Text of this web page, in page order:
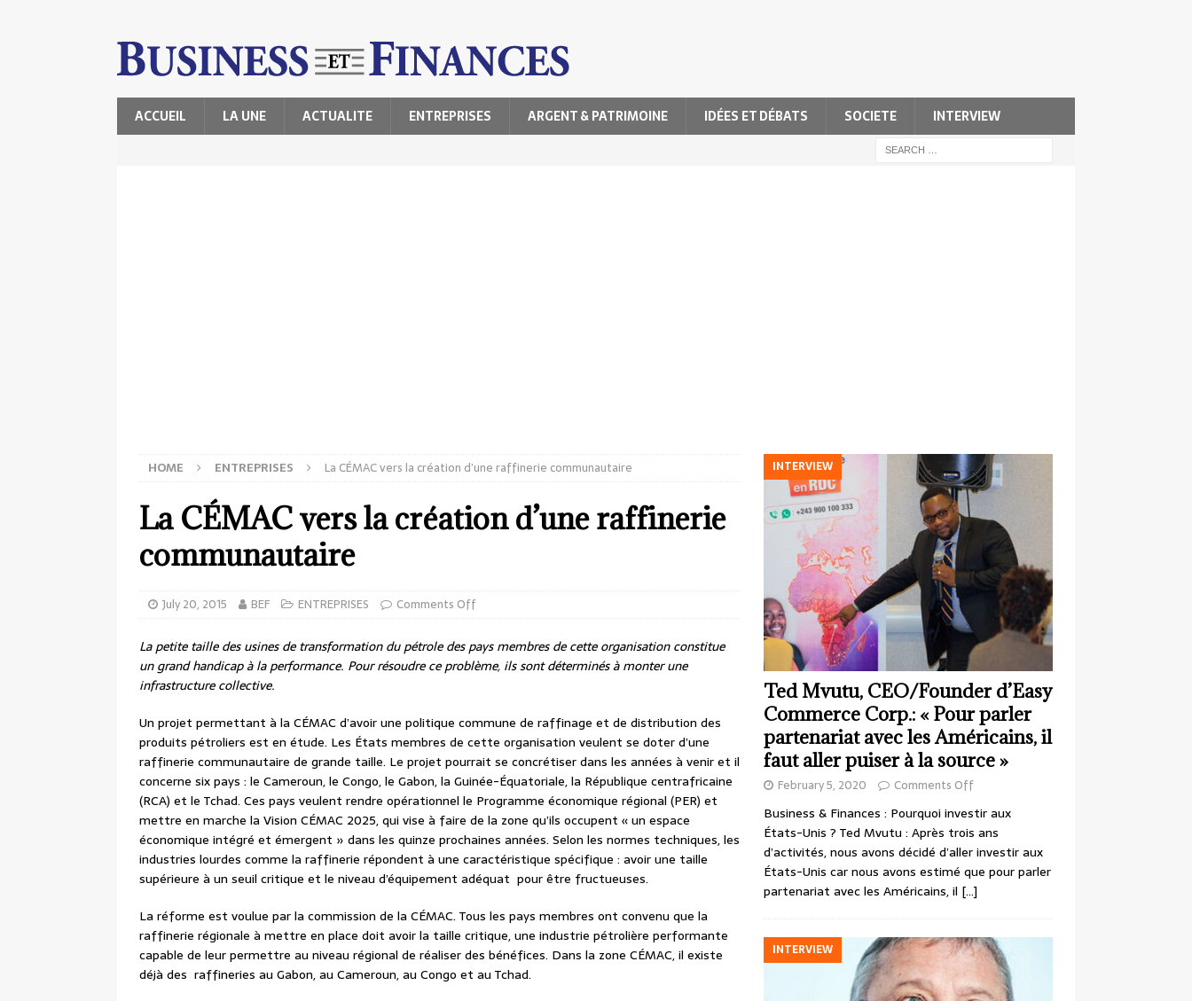
ACCUEIL LA UNE ACTUALITE ENTREPRISES ARGENT & PATRIMOINE IDÉES ET DÉBATS SOCIETE INTERVIEW
HOME ENTREPRISES La CÉMAC vers la création d’une raffinerie communautaire
La CÉMAC vers la création d’une raffinerie
communautaire
July 20, 2015 BEF ENTREPRISES Comments Off
La petite taille des usines de transformation du pétrole des pays membres de cette organisation constitue
un grand handicap à la performance. Pour résoudre ce problème, ils sont déterminés à monter une
infrastructure collective.
Un projet permettant à la CÉMAC d’avoir une politique commune de raffinage et de distribution des
produits pétroliers est en étude. Les États membres de cette organisation veulent se doter d’une
raffinerie communautaire de grande taille. Le projet pourrait se concrétiser dans les années à venir et il
concerne six pays : le Cameroun, le Congo, le Gabon, la Guinée-Équatoriale, la République centrafricaine
(RCA) et le Tchad. Ces pays veulent rendre opérationnel le Programme économique régional (PER) et
mettre en marche la Vision CÉMAC 2025, qui vise à faire de la zone qu’ils occupent « un espace
économique intégré et émergent » dans les quinze prochaines années. Selon les normes techniques, les
industries lourdes comme la raffinerie répondent à une caractéristique spécifique : avoir une taille
supérieure à un seuil critique et le niveau d’équipement adéquat pour être fructueuses.
La réforme est voulue par la commission de la CÉMAC. Tous les pays membres ont convenu que la
raffinerie régionale à mettre en place doit avoir la taille critique, une industrie pétrolière performante
capable de leur permettre au niveau régional de réaliser des bénéfices. Dans la zone CÉMAC, il existe
déjà des raffineries au Gabon, au Cameroun, au Congo et au Tchad.
INTERVIEW
Ted Mvutu, CEO/Founder d’Easy
Commerce Corp.: « Pour parler
partenariat avec les Américains, il
faut aller puiser à la source »
February 5, 2020 Comments Off
Business & Finances : Pourquoi investir aux
États-Unis ? Ted Mvutu : Après trois ans
d’activités, nous avons décidé d’aller investir aux
États-Unis car nous avons estimé que pour parler
partenariat avec les Américains, il […]
INTERVIEW